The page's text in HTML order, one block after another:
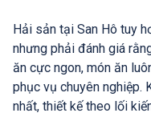
Hải sản tại San Hô tuy
nhưng phải đánh giá
ăn cực ngon, món ăn
phục vụ chuyên nghiệp.
nhất, thiết kế theo lối